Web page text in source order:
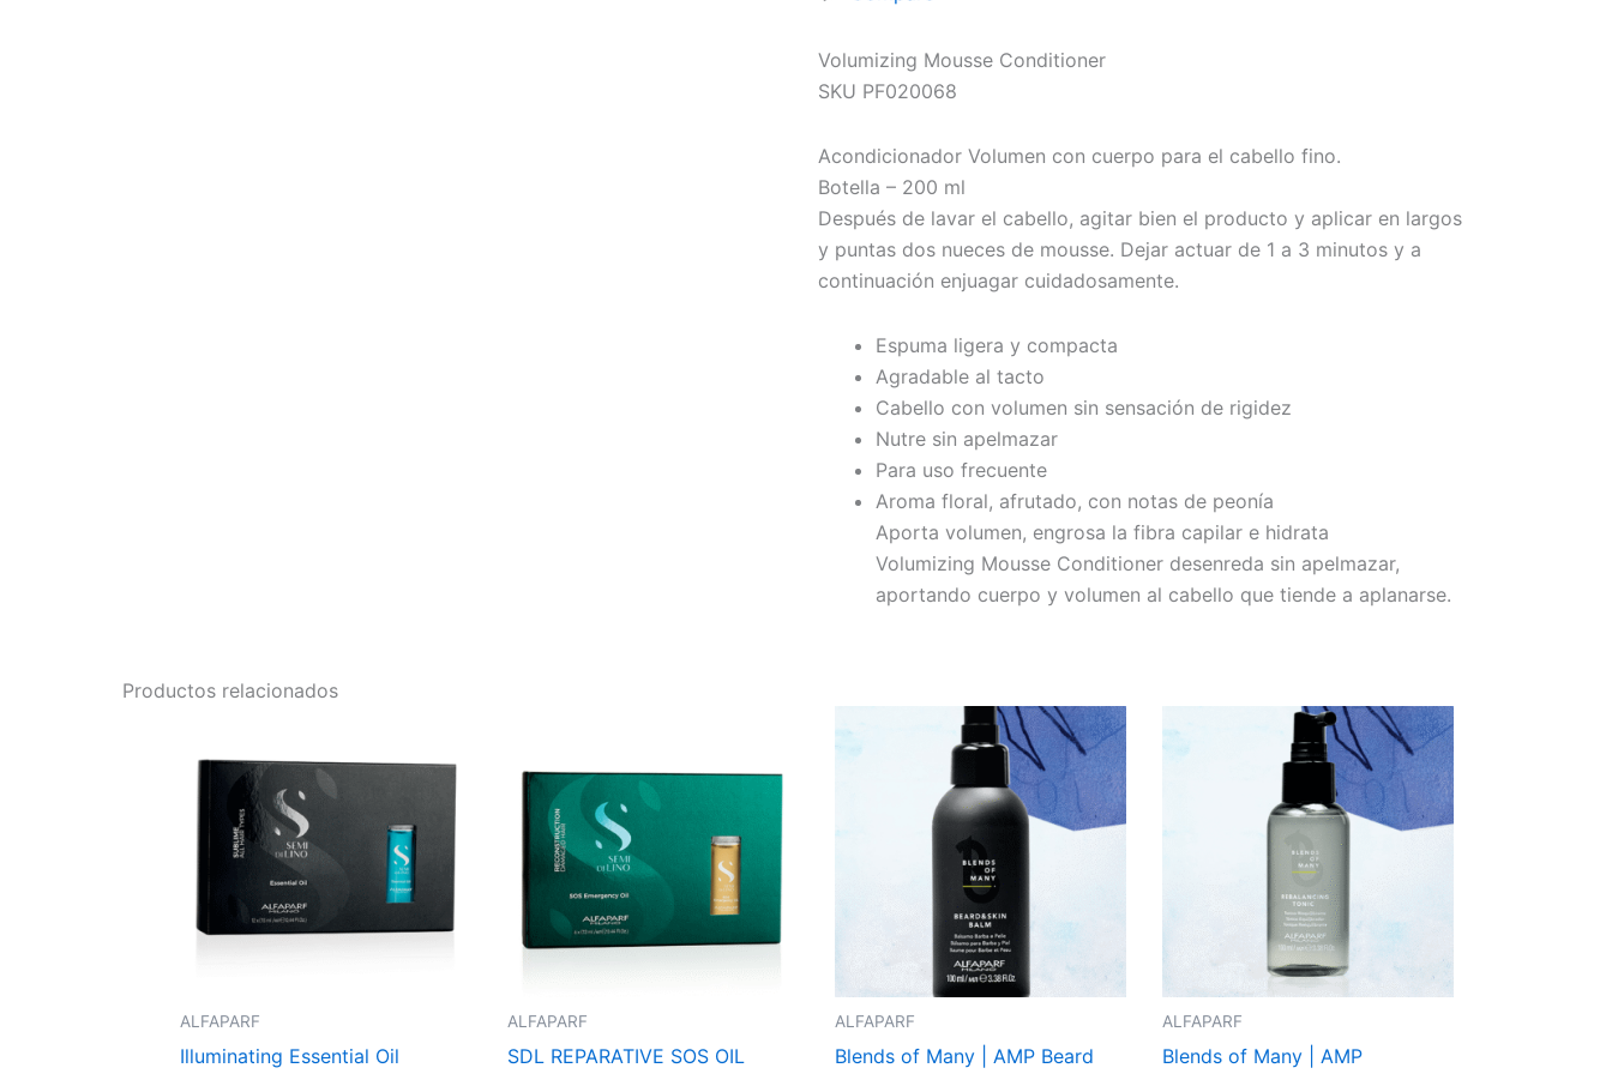
Volumizing Mousse Conditioner
SKU PF020068
Acondicionador Volumen con cuerpo para el cabello fino.
Botella – 200 ml
Después de lavar el cabello, agitar bien el producto y aplicar en largos
y puntas dos nueces de mousse. Dejar actuar de 1 a 3 minutos y a
continuación enjuagar cuidadosamente.
Espuma ligera y compacta
Agradable al tacto
Cabello con volumen sin sensación de rigidez
Nutre sin apelmazar
Para uso frecuente
Aroma floral, afrutado, con notas de peonía
Aporta volumen, engrosa la fibra capilar e hidrata
Volumizing Mousse Conditioner desenreda sin apelmazar,
aportando cuerpo y volumen al cabello que tiende a aplanarse.
Productos relacionados
ALFAPARF
Illuminating Essential Oil
ALFAPARF
SDL REPARATIVE SOS OIL
ALFAPARF
Blends of Many | AMP Beard
ALFAPARF
Blends of Many | AMP